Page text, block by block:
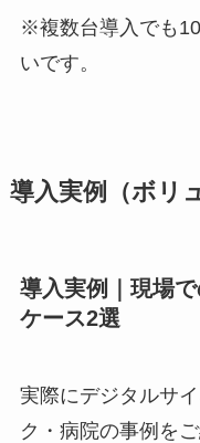
※複数台導入でも
いです。
導入実例（ボリ
導入実例｜現場
ケース2選
実際にデジタルサ
ク・病院の事例を